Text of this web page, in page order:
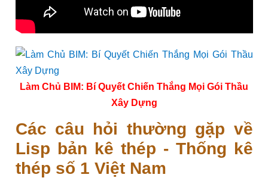
Làm Chủ BIM: Bí Quyết Chiến Thắng Mọi Gói Thầu
Xây Dựng
Các câu hỏi thường gặp về
Lisp bản kê thép - Thống kê
thép số 1 Việt Nam